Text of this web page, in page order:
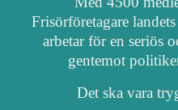
Frisörföretagare
arbetar för en seriös
gentemot
Det ska vara